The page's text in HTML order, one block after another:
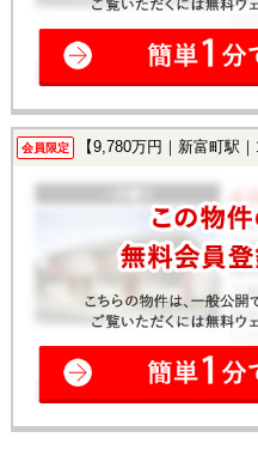
会員限定 【9,780万円｜新富町駅｜